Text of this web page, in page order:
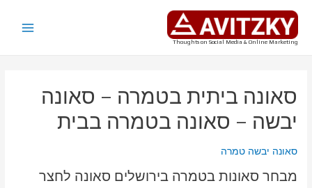
דילוג
לתוכן
Thoughts on Social Media & Online Marketing
סאונה ביתית בטמרה – סאונה
יבשה – סאונה בטמרה בבית
סאונה יבשה טמרה
מבחר סאונות בטמרה בירושלים סאונה לחצר